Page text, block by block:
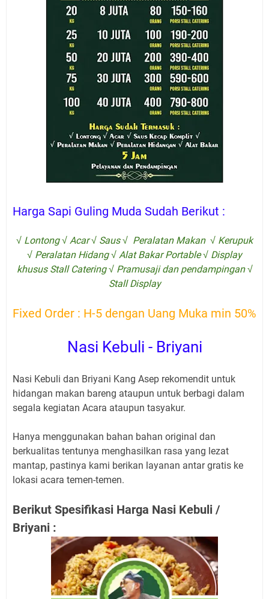
Harga Sapi Guling Muda Sudah Berikut :
√ Lontong √ Acar √ Saus √ Peralatan Makan √ Kerupuk
√ Peralatan Hidang √ Alat Bakar Portable √ Display
khusus Stall Catering √ Pramusaji dan pendampingan √
Stall Display
Fixed Order : H-5 dengan Uang Muka min 50%
Nasi Kebuli - Briyani
Nasi Kebuli dan Briyani Kang Asep rekomendit untuk
hidangan makan bareng ataupun untuk berbagi dalam
segala kegiatan Acara ataupun tasyakur.
Hanya menggunakan bahan bahan original dan
berkualitas tentunya menghasilkan rasa yang lezat
mantap, pastinya kami berikan layanan antar gratis ke
lokasi acara temen-temen.
Berikut Spesifikasi Harga Nasi Kebuli /
Briyani :